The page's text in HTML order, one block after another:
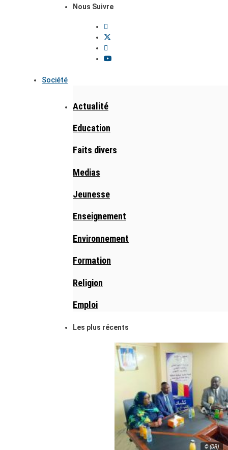
Nous Suivre
Société
Actualité
Education
Faits divers
Medias
Jeunesse
Enseignement
Environnement
Formation
Religion
Emploi
Les plus récents
© (DR)